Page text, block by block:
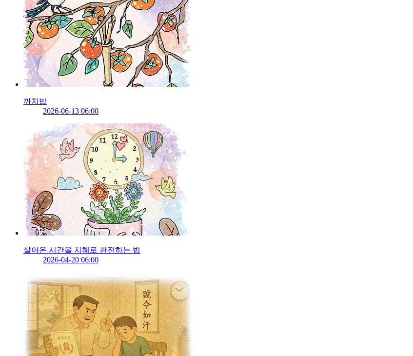
까치밥
2026-06-13 06:00
살아온 시간을 지혜로 환전하는 법
2026-04-20 06:00